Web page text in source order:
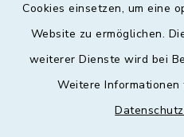
Cookies einsetzen, um eine
Website zu ermöglichen.
weiterer Dienste wird bei
Weitere Informationen